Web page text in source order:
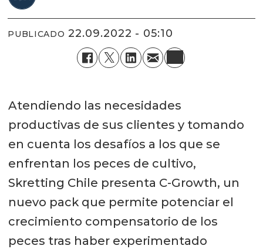
PUBLICADO 22.09.2022 - 05:10
Atendiendo las necesidades
productivas de sus clientes y tomando
en cuenta los desafíos a los que se
enfrentan los peces de cultivo,
Skretting Chile presenta C-Growth, un
nuevo pack que permite potenciar el
crecimiento compensatorio de los
peces tras haber experimentado